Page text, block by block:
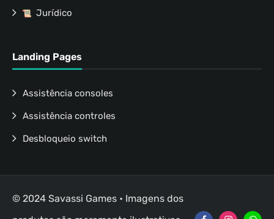
Jurídico
Landing Pages
Assistência consoles
Assistência controles
Desbloqueio switch
© 2024 Savassi Games • Imagens dos